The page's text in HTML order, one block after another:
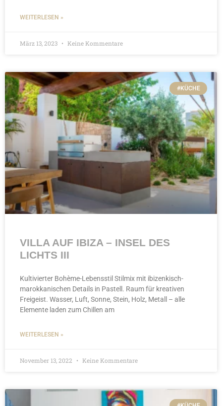
WEITERLESEN »
März 13, 2023 Keine Kommentare
#KÜCHE
VILLA AUF IBIZA – INSEL DES
LICHTS III
Kultivierter Bohème-Lebensstil Stilmix mit ibizenkisch-
marokkanischen Details in Pastell. Raum für kreativen
Freigeist. Wasser, Luft, Sonne, Stein, Holz, Metall – alle
Elemente laden zum Chillen am
WEITERLESEN »
November 13, 2022 Keine Kommentare